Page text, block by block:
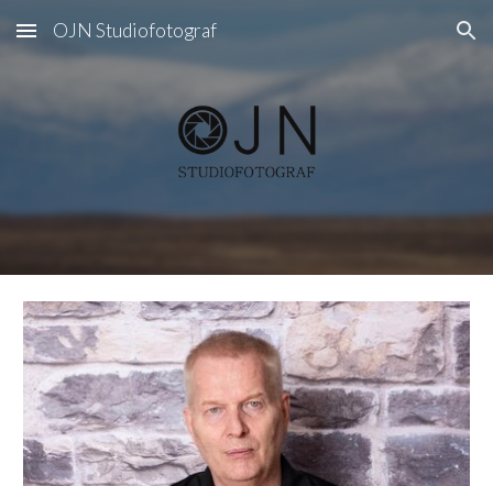
Skip to main content Skip to navigation
OJN Studiofotograf